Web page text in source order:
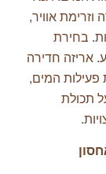
אוויר,
בחירת
אריזה חדירה
המים,
תכולת